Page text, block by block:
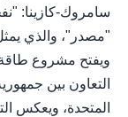
سامروك-كازينا:
"مصدر"، والذي
التعاون بين
المتحدة، ويعكس